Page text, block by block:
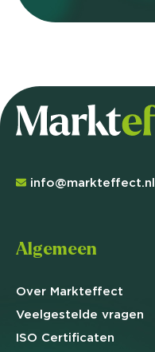
info@markteffect.nl
Algemeen
Over Markteffect
Veelgestelde vragen
ISO Certificaten